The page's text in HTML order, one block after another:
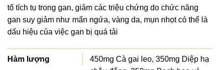
tố tích tụ trong gan, giảm các triệu chứng do chức năng
gan suy giảm như mẩn ngứa, vàng da, mụn nhọt có thể là
dấu hiệu của việc gan bị quá tải
Hàm lượng
450mg Cà gai leo, 350mg Diệp hạ